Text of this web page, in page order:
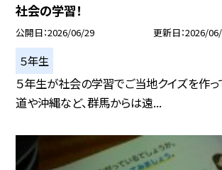
社会の学習！
公開日 2026/06/29 更新日 2026/
５年生
５年生が社会の学習でご当地クイズを作っ
道や沖縄など、群馬からは遠...